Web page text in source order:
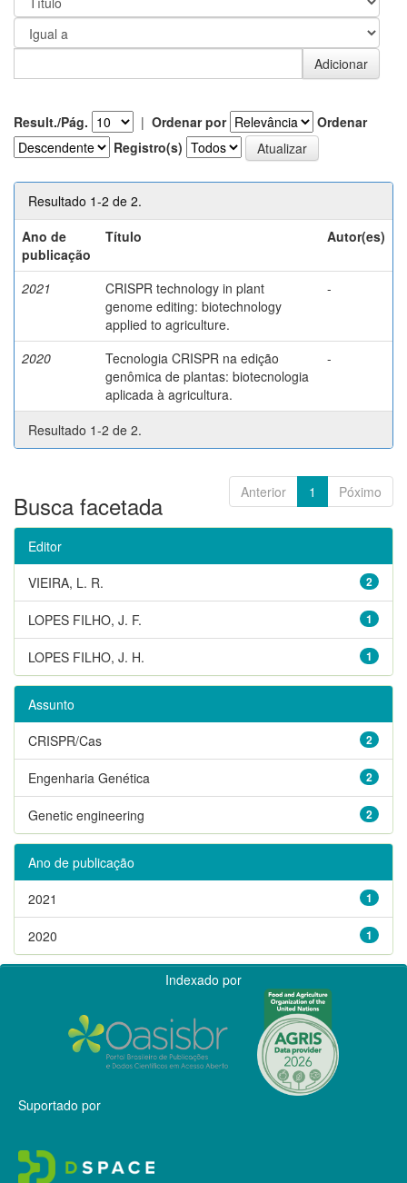
Result./Pág. | Ordenar por
Ordenar
Registro(s)
Resultado 1-2 de 2.
Ano de
publicação
Título Autor(es)
2021
CRISPR technology in plant
genome editing: biotechnology
applied to agriculture.
-
2020
Tecnologia CRISPR na edição
genômica de plantas: biotecnologia
aplicada à agricultura.
-
Resultado 1-2 de 2.
Anterior 1 Póximo
Busca facetada
Editor
2
VIEIRA, L. R.
1
LOPES FILHO, J. F.
1
LOPES FILHO, J. H.
Assunto
2
CRISPR/Cas
2
Engenharia Genética
2
Genetic engineering
Ano de publicação
1
2021
1
2020
Indexado por
Suportado por